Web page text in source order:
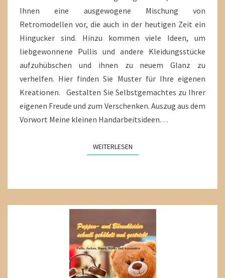
Ihnen eine ausgewogene Mischung von
Retromodellen vor, die auch in der heutigen Zeit ein
Hingucker sind. Hinzu kommen viele Ideen, um
liebgewonnene Pullis und andere Kleidungsstücke
aufzuhübschen und ihnen zu neuem Glanz zu
verhelfen. Hier finden Sie Muster für Ihre eigenen
Kreationen. Gestalten Sie Selbstgemachtes zu Ihrer
eigenen Freude und zum Verschenken. Auszug aus dem
Vorwort Meine kleinen Handarbeitsideen…
WEITERLESENWEITERLESEN